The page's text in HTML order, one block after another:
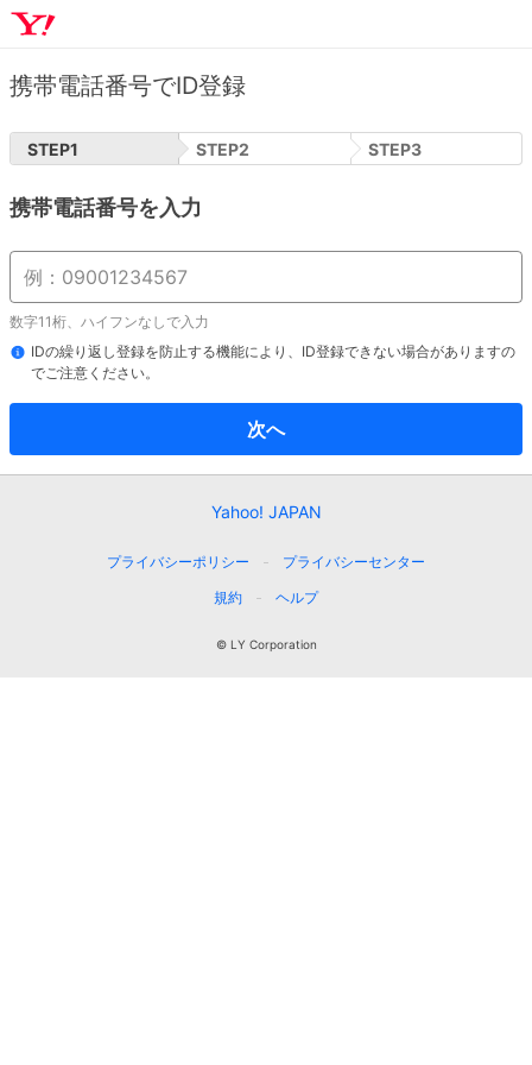
携帯電話番号でID登録
STEP1 STEP2 STEP3
携帯電話番号を入力
数字11桁、ハイフンなしで入力
IDの繰り返し登録を防止する機能により、ID登録できない場合がありますの
でご注意ください。
次へ
Yahoo! JAPAN
プライバシーポリシー
プライバシーセンター
規約
ヘルプ
© LY Corporation